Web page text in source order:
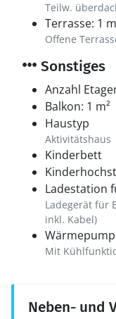
Teilw.
Terrasse: 1
Offene
Sonstiges
Anzahl
Balkon: 1 m²
Haustyp
Aktivitätshaus
Kinderbett
Ladestation
Ladegerät für
inkl. Kabel)
Mit
Neben- und